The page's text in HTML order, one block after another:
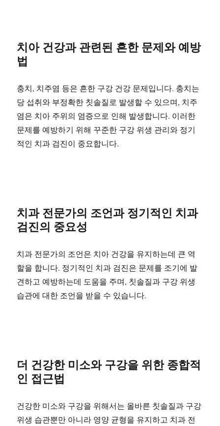
치아 건강과 관련된 흔한 문제와 예방
법
충치, 치주염 등은 흔한 구강 건강 문제입니다. 충치는
당 섭취와 부정확한 칫솔질로 발생할 수 있으며, 치주
염은 치아 주위의 염증으로 인해 발생합니다. 이러한
문제를 예방하기 위해 꾸준한 구강 위생 관리와 정기
적인 치과 검진이 중요합니다.
치과 전문가의 조언과 정기적인 치과
검진의 중요성
치과 전문가의 조언은 치아 건강을 유지하는데 큰 역
할을 합니다. 정기적인 치과 검진은 문제를 조기에 발
견하고 예방하는데 도움을 주며, 칫솔질과 구강 위생
습관에 대한 조언을 받을 수 있습니다.
더 건강한 미소와 구강을 위한 종합적
인 접근법
건강한 미소와 구강을 위해서는 올바른 칫솔질과 구강
위생 습관뿐만 아니라 영양 균형을 유지하고 치과 전